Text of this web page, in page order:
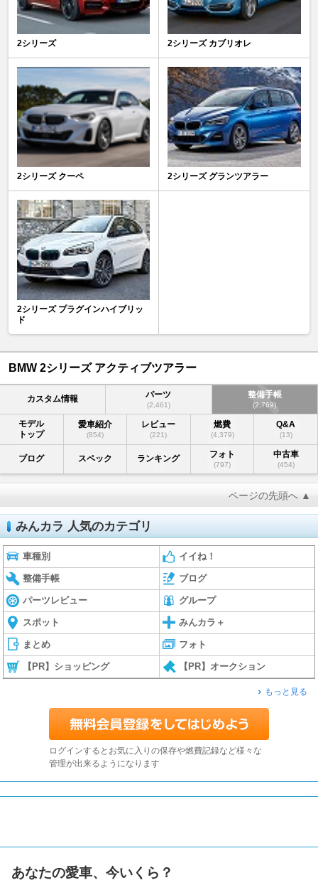
2シリーズ 2シリーズ カブリオレ
2シリーズ クーペ 2シリーズ グランツアラー
2シリーズ プラグインハイブリッ
ド
BMW 2シリーズ アクティブツアラー
カスタム情報 パーツ
(2,461)
整備手帳
(2,769)
モデル
トップ
愛車紹介
(854)
レビュー
(221)
燃費
(4,379)
Q&A
(13)
ブログ スペック ランキング フォト
(797)
中古車
(454)
ページの先頭へ ▲
みんカラ 人気のカテゴリ
車種別 イイね！
整備手帳 ブログ
パーツレビュー グループ
スポット みんカラ＋
まとめ フォト
【PR】ショッピング 【PR】オークション
もっと見る
ログインするとお気に入りの保存や燃費記録など様々な
管理が出来るようになります
あなたの愛車、今いくら？